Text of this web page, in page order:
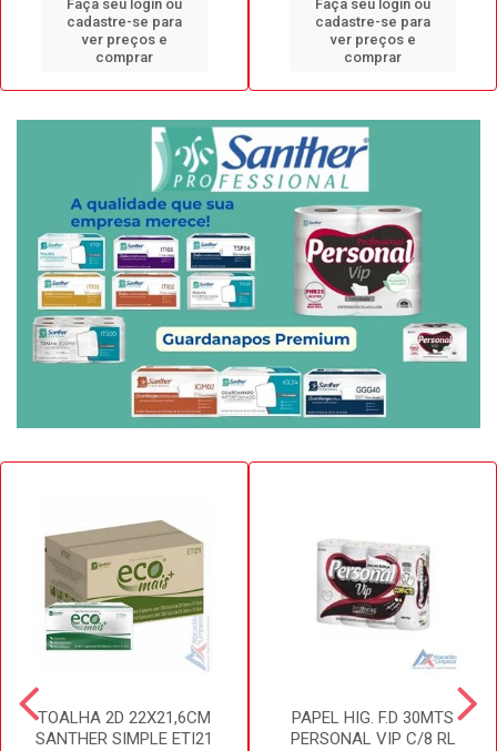
Faça seu login ou
cadastre-se para
ver preços e
comprar
Faça seu login ou
cadastre-se para
ver preços e
comprar
TOALHA 2D 22X21,6CM
SANTHER SIMPLE ETI21
PAPEL HIG. F.D 30MTS
PERSONAL VIP C/8 RL